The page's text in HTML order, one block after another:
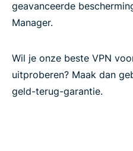
geavanceerde
Manager.
Wil je onze beste VPN
uitproberen? Maak dan
geld-terug-garantie.